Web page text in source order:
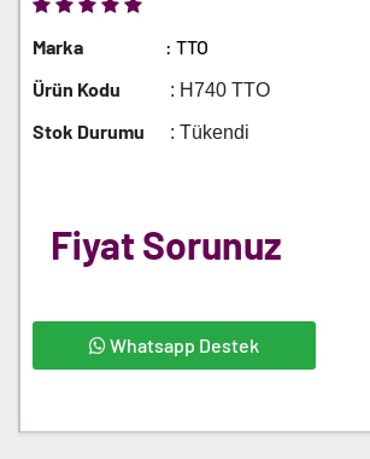
Marka
: TTO
Ürün Kodu
: H740 TTO
Stok Durumu : Tükendi
Fiyat Sorunuz
Whatsapp Destek